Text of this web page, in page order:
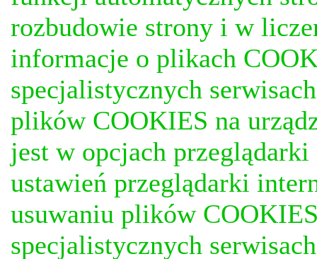
rozbudowie strony i w
informacje o plikach
specjalistycznych
plików COOKIES na
jest w opcjach
ustawień przeglądarki
usuwaniu plików
specjalistycznych